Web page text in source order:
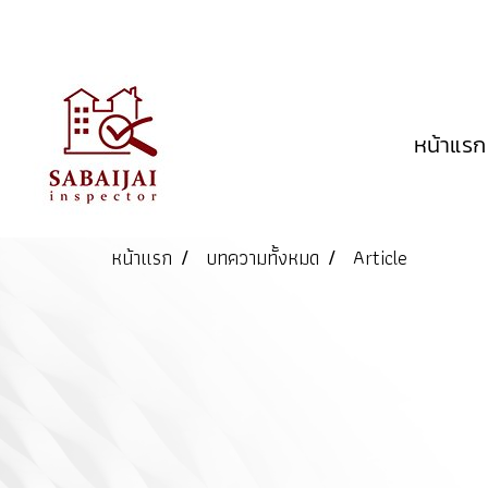
หน้าแรก
หน้าแรก บทความทั้งหมด Article